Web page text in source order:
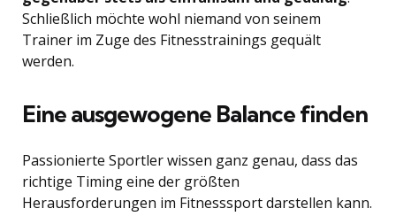
Schließlich möchte wohl niemand von seinem
Trainer im Zuge des Fitnesstrainings gequält
werden.
Eine ausgewogene Balance finden
Passionierte Sportler wissen ganz genau, dass das
richtige Timing eine der größten
Herausforderungen im Fitnesssport darstellen kann.